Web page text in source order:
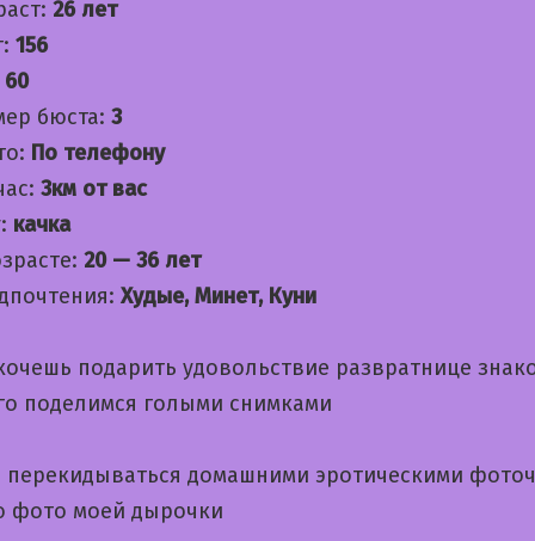
26 лет
156
60
бюста: 3
По телефону
3км от вас
качка
20 — 36 лет
Худые, Минет, Куни
подарить удовольствие развратнице
поделимся голыми снимками
домашними эротическими
фото моей дырочки